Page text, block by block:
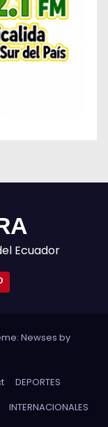
Ecuador
Newses by
DEPORTES
INTERNACIONALES